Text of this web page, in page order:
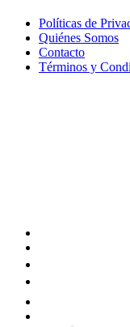
Políticas de
Quiénes Somos
Contacto
Términos y